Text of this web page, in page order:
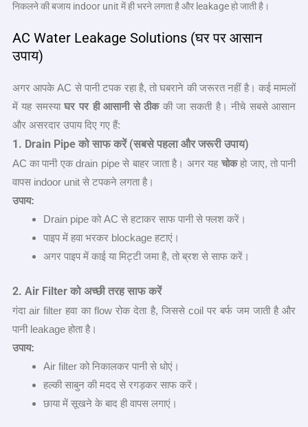
निकलने की बजाय indoor unit में ही भरने लगता है और leakage हो जाती है।
AC Water Leakage Solutions (घर पर आसान
उपाय)
अगर आपके AC से पानी टपक रहा है, तो घबराने की जरूरत नहीं है। कई मामलों
में यह समस्याघर पर ही आसानी से ठीककी जा सकती है। नीचे सबसे आसान
और असरदार उपाय दिए गए हैं:
1. Drain Pipe को साफ करें (सबसे पहला और जरूरी उपाय)
AC का पानी एक drain pipe से बाहर जाता है। अगर यह चोकहो जाए, तो पानी
वापस indoor unit से टपकने लगता है।
उपाय:
Drain pipe को AC से हटाकर साफ पानी से फ्लश करें।
पाइप में हवा भरकर blockage हटाएं।
अगर पाइप में काई या मिट्टी जमा है, तो ब्रश से साफ करें।
2. Air Filter को अच्छी तरह साफ करें
गंदा air filter हवा का flow रोक देता है, जिससे coil पर बर्फ जम जाती है और
पानी leakage होता है।
उपाय:
Air filter को निकालकर पानी से धोएं।
हल्की साबुन की मदद से रगड़कर साफ करें।
छाया में सूखने के बाद ही वापस लगाएं।